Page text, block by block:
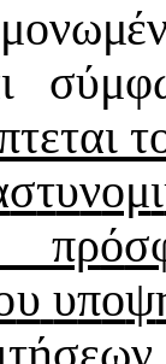
στυνομι
όσ
υ υποψ